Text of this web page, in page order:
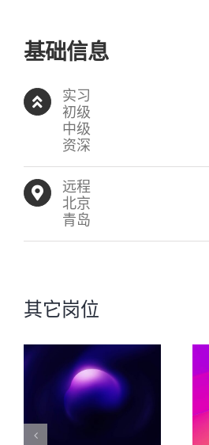
基础信息
实习
初级
中级
资深
远程
北京
青岛
其它岗位